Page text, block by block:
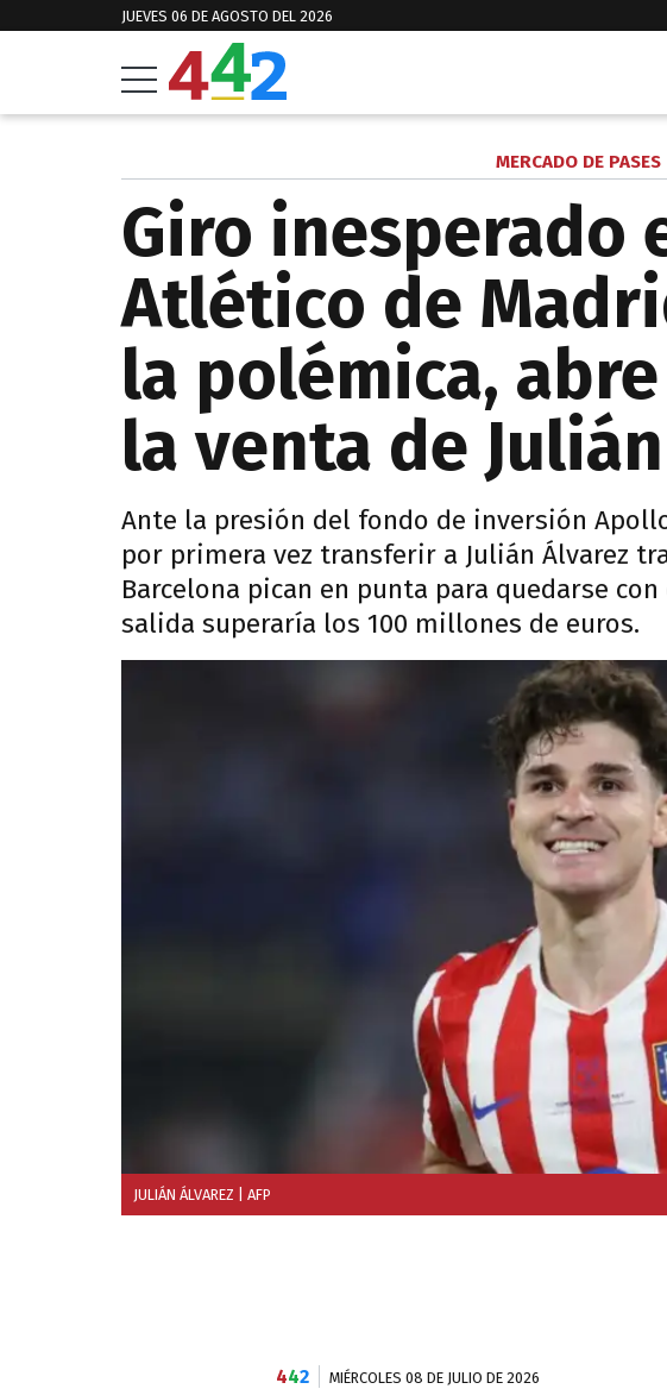
JUEVES 06 DE AGOSTO DEL 2026
MERCADO DE PASES
Giro inesperado
Atlético de
la polémica,
la venta de
Ante la presión del fondo de inversión
por primera vez transferir a Julián Álvarez
Barcelona pican en punta para quedarse
salida superaría los 100 millones de euros.
JULIÁN ÁLVAREZ | AFP
442 MIÉRCOLES 08 DE JULIO DE 2026